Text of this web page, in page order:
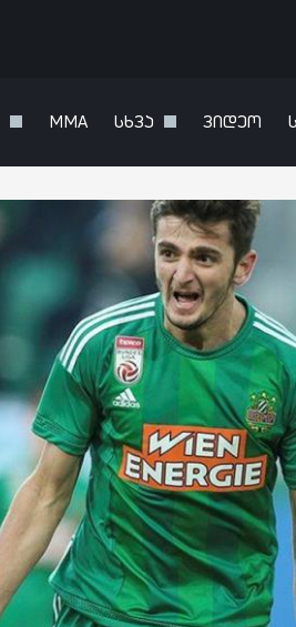
MMA სხვა ვიდეო